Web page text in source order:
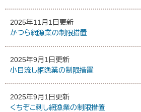
2025年11月1日更新
かつら網漁業の制限措置
2025年9月1日更新
小目流し網漁業の制限措置
2025年9月1日更新
くちぞこ刺し網漁業の制限措置